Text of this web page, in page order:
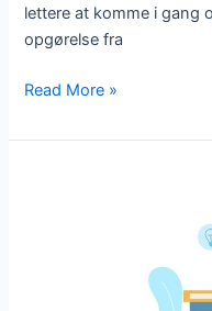
lettere at komme i gang
opgørelse fra
Read More »